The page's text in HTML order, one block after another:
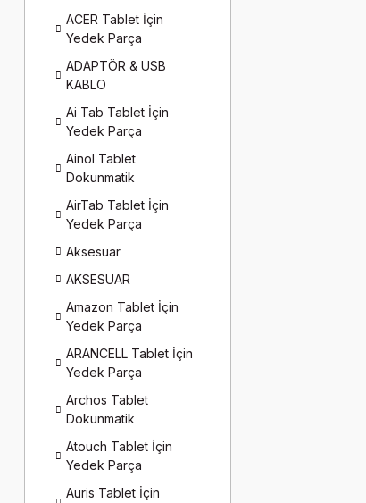
ACER Tablet İçin
Yedek Parça
ADAPTÖR & USB
KABLO
Ai Tab Tablet İçin
Yedek Parça
Ainol Tablet
Dokunmatik
AirTab Tablet İçin
Yedek Parça
Aksesuar
AKSESUAR
Amazon Tablet İçin
Yedek Parça
ARANCELL Tablet İçin
Yedek Parça
Archos Tablet
Dokunmatik
Atouch Tablet İçin
Yedek Parça
Auris Tablet İçin